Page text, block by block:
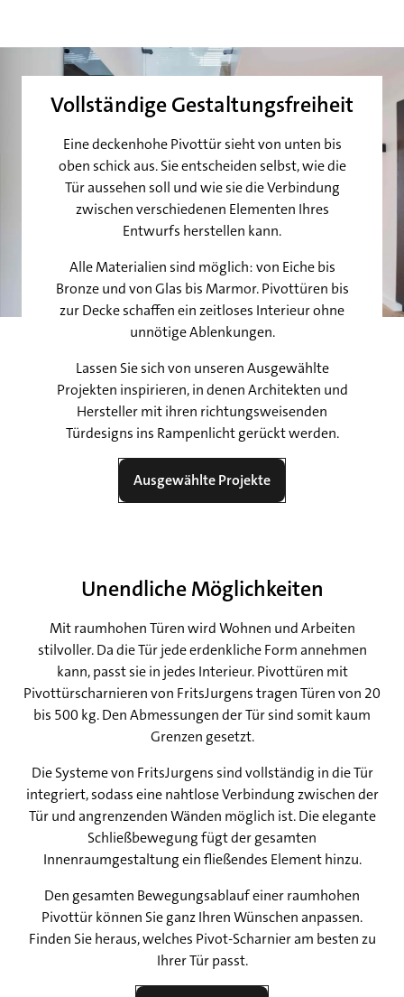
Vollständige Gestaltungsfreiheit
Eine deckenhohe Pivottür sieht von unten bis
oben schick aus. Sie entscheiden selbst, wie die
Tür aussehen soll und wie sie die Verbindung
zwischen verschiedenen Elementen Ihres
Entwurfs herstellen kann.
Alle Materialien sind möglich: von Eiche bis
Bronze und von Glas bis Marmor. Pivottüren bis
zur Decke schaffen ein zeitloses Interieur ohne
unnötige Ablenkungen.
Lassen Sie sich von unseren Ausgewählte
Projekten inspirieren, in denen Architekten und
Hersteller mit ihren richtungsweisenden
Türdesigns ins Rampenlicht gerückt werden.
Ausgewählte Projekte
Unendliche Möglichkeiten
Mit raumhohen Türen wird Wohnen und Arbeiten
stilvoller. Da die Tür jede erdenkliche Form annehmen
kann, passt sie in jedes Interieur. Pivottüren mit
Pivottürscharnieren von FritsJurgens tragen Türen von 20
bis 500 kg. Den Abmessungen der Tür sind somit kaum
Grenzen gesetzt.
Die Systeme von FritsJurgens sind vollständig in die Tür
integriert, sodass eine nahtlose Verbindung zwischen der
Tür und angrenzenden Wänden möglich ist. Die elegante
Schließbewegung fügt der gesamten
Innenraumgestaltung ein fließendes Element hinzu.
Den gesamten Bewegungsablauf einer raumhohen
Pivottür können Sie ganz Ihren Wünschen anpassen.
Finden Sie heraus, welches Pivot-Scharnier am besten zu
Ihrer Tür passt.